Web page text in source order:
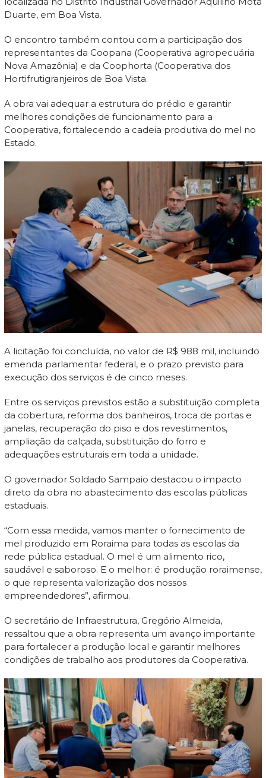
Duarte, em Boa Vista.
O encontro também contou com a participação dos
representantes da Coopana (Cooperativa agropecuária
Nova Amazônia) e da Coophorta (Cooperativa dos
Hortifrutigranjeiros de Boa Vista.
A obra vai adequar a estrutura do prédio e garantir
melhores condições de funcionamento para a
Cooperativa, fortalecendo a cadeia produtiva do mel no
Estado.
A licitação foi concluída, no valor de R$ 988 mil, incluindo
emenda parlamentar federal, e o prazo previsto para
execução dos serviços é de cinco meses.
Entre os serviços previstos estão a substituição completa
da cobertura, reforma dos banheiros, troca de portas e
janelas, recuperação do piso e dos revestimentos,
ampliação da calçada, substituição do forro e
adequações estruturais em toda a unidade.
O governador Soldado Sampaio destacou o impacto
direto da obra no abastecimento das escolas públicas
estaduais.
“Com essa medida, vamos manter o fornecimento de
mel produzido em Roraima para todas as escolas da
rede pública estadual. O mel é um alimento rico,
saudável e saboroso. E o melhor: é produção roraimense,
o que representa valorização dos nossos
empreendedores”, afirmou.
O secretário de Infraestrutura, Gregório Almeida,
ressaltou que a obra representa um avanço importante
para fortalecer a produção local e garantir melhores
condições de trabalho aos produtores da Cooperativa.